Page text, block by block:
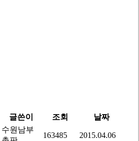
글쓴이 조회
날짜
수원남부
163485 2015.04.06